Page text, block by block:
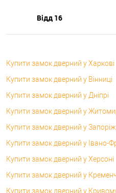
Відд 16
Купити замок дверний у Харкові
Купити замок дверний у Вінниці
Купити замок дверний у Дніпрі
Купити замок дверний у
Купити замок дверний у
Купити замок дверний у Івано-
Купити замок дверний у Херсоні
Купити замок дверний у
Купити замок дверний у